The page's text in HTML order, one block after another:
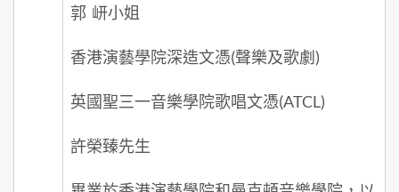
郭 岍小姐
香港演藝學院深造文憑(聲樂及歌劇)
英國聖三一音樂學院歌唱文憑(ATCL)
許榮臻先生